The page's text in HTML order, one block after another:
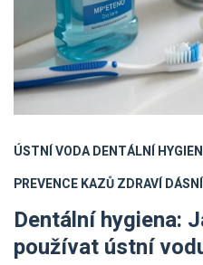
ÚSTNÍ VODADENTÁLNÍ
PREVENCE KAZŮZDRAVÍ DÁSNÍ
Dentální hygiena:
používat ústní